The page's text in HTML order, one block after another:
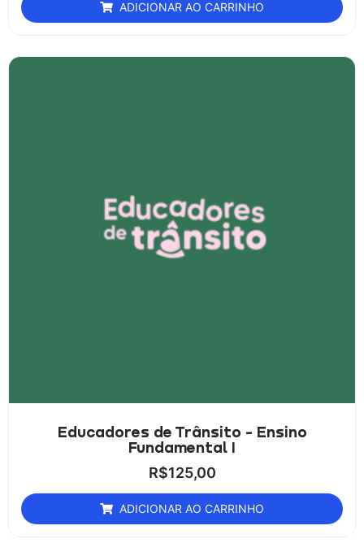
ADICIONAR AO CARRINHO
Educadores de Trânsito - Ensino
Fundamental I
R$125,00
ADICIONAR AO CARRINHO